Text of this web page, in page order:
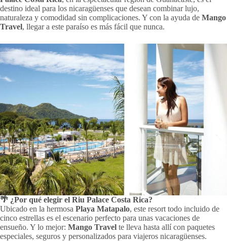
destino ideal para los nicaragüenses que desean combinar lujo,
naturaleza y comodidad sin complicaciones. Y con la ayuda de Mango
Travel, llegar a este paraíso es más fácil que nunca.
🌴 ¿Por qué elegir el Riu Palace Costa Rica?
Ubicado en la hermosa Playa Matapalo, este resort todo incluido de
cinco estrellas es el escenario perfecto para unas vacaciones de
ensueño. Y lo mejor: Mango Travel te lleva hasta allí con paquetes
especiales, seguros y personalizados para viajeros nicaragüenses.